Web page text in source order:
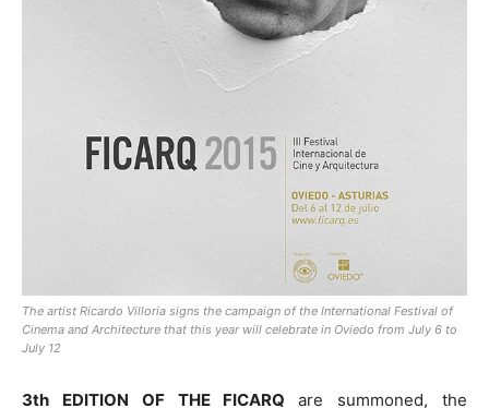
The artist Ricardo Villoria signs the campaign of the International Festival of
Cinema and Architecture that this year will celebrate in Oviedo from July 6 to
July 12
3th EDITION OF THE FICARQare summoned, the